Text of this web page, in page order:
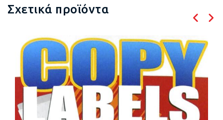
Σχετικά προϊόντα